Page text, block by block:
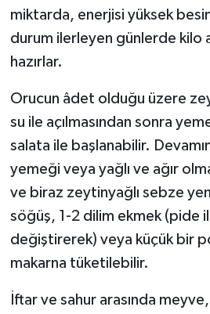
miktarda, enerjisi yüksek
durum ilerleyen günlerde kilo
hazırlar.
Orucun âdet olduğu üzere
su ile açılmasından sonra
salata ile başlanabilir.
yemeği veya yağlı ve ağır
ve biraz zeytinyağlı sebze
söğüş, 1-2 dilim ekmek (pide
değiştirerek) veya küçük bir
makarna tüketilebilir.
İftar ve sahur arasında